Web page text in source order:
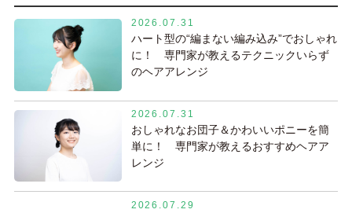
2026.07.31
ハート型の“編まない編み込み”でおしゃれ
に！ 専門家が教えるテクニックいらず
のヘアアレンジ
2026.07.31
おしゃれなお団子＆かわいいポニーを簡
単に！ 専門家が教えるおすすめヘアア
レンジ
2026.07.29